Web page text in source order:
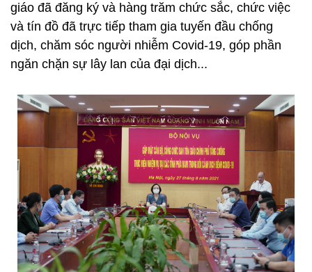
giáo đã đăng ký và hàng trăm chức sắc, chức việc
và tín đồ đã trực tiếp tham gia tuyến đầu chống
dịch, chăm sóc người nhiễm Covid-19, góp phần
ngăn chặn sự lây lan của đại dịch...